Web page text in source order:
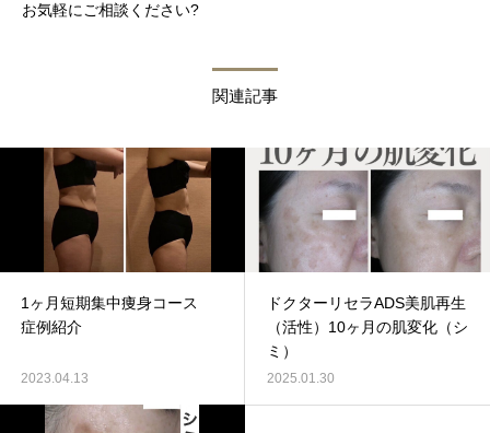
お気軽にご相談ください?
関連記事
1ヶ月短期集中痩身コース
症例紹介
2023.04.13
ドクターリセラADS美肌再生
（活性）10ヶ月の肌変化（シ
ミ）
2025.01.30